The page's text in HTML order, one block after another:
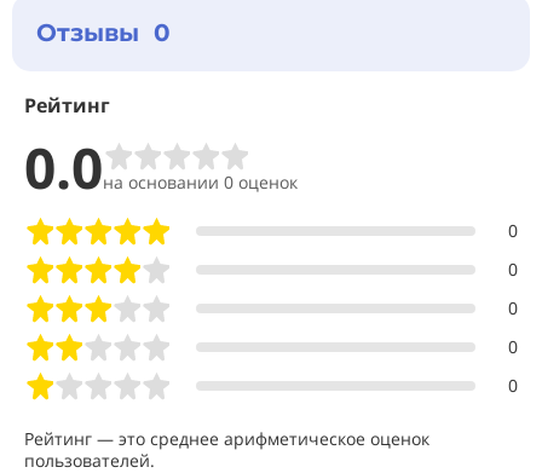
Отзывы 0
Рейтинг
0.0на основании 0 оценок
0
0
0
0
0
Рейтинг — это среднее арифметическое оценок
пользователей.